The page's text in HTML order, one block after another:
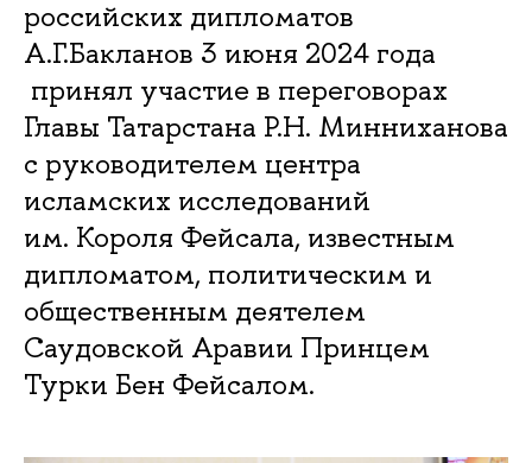
российских дипломатов
А.Г.Бакланов 3 июня 2024 года
принял участие в переговорах
Главы Татарстана Р.Н. Минниханова
с руководителем центра
исламских исследований
им. Короля Фейсала, известным
дипломатом, политическим и
общественным деятелем
Саудовской Аравии Принцем
Турки Бен Фейсалом.